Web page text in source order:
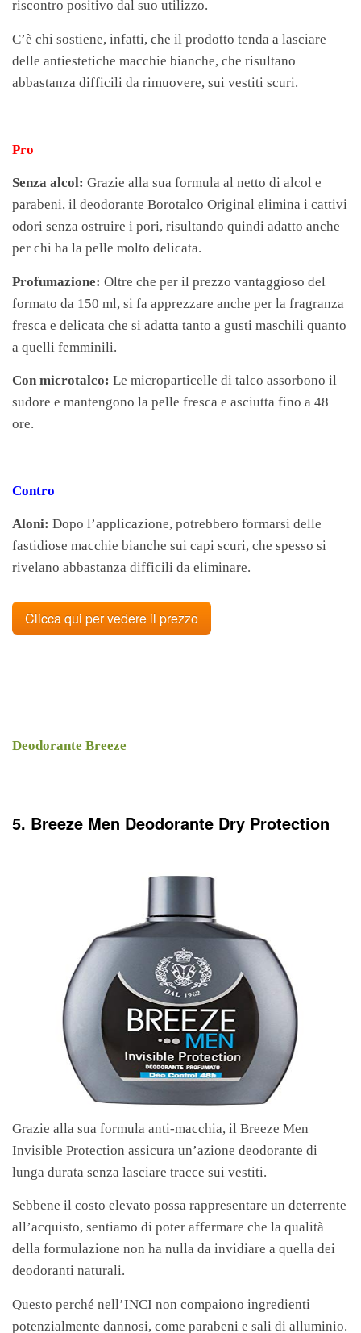
riscontro positivo dal suo utilizzo.
C’è chi sostiene, infatti, che il prodotto tenda a lasciare
delle antiestetiche macchie bianche, che risultano
abbastanza difficili da rimuovere, sui vestiti scuri.
Pro
Senza alcol: Grazie alla sua formula al netto di alcol e
parabeni, il deodorante Borotalco Original elimina i cattivi
odori senza ostruire i pori, risultando quindi adatto anche
per chi ha la pelle molto delicata.
Profumazione: Oltre che per il prezzo vantaggioso del
formato da 150 ml, si fa apprezzare anche per la fragranza
fresca e delicata che si adatta tanto a gusti maschili quanto
a quelli femminili.
Con microtalco: Le microparticelle di talco assorbono il
sudore e mantengono la pelle fresca e asciutta fino a 48
ore.
Contro
Aloni: Dopo l’applicazione, potrebbero formarsi delle
fastidiose macchie bianche sui capi scuri, che spesso si
rivelano abbastanza difficili da eliminare.
Clicca qui per vedere il prezzo
Deodorante Breeze
5. Breeze Men Deodorante Dry Protection
Grazie alla sua formula anti-macchia, il Breeze Men
Invisible Protection assicura un’azione deodorante di
lunga durata senza lasciare tracce sui vestiti.
Sebbene il costo elevato possa rappresentare un deterrente
all’acquisto, sentiamo di poter affermare che la qualità
della formulazione non ha nulla da invidiare a quella dei
deodoranti naturali.
Questo perché nell’INCI non compaiono ingredienti
potenzialmente dannosi, come parabeni e sali di alluminio.